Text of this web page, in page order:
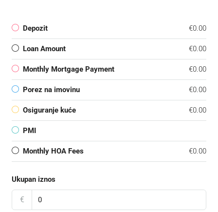
Depozit €0.00
Loan Amount €0.00
Monthly Mortgage Payment €0.00
Porez na imovinu €0.00
Osiguranje kuće €0.00
PMI
Monthly HOA Fees €0.00
Ukupan iznos
€